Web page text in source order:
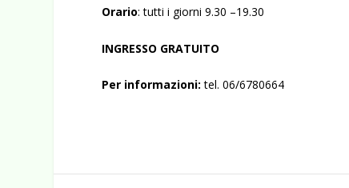
Orario: tutti i giorni 9.30 –19.30
INGRESSO GRATUITO
Per informazioni: tel. 06/6780664